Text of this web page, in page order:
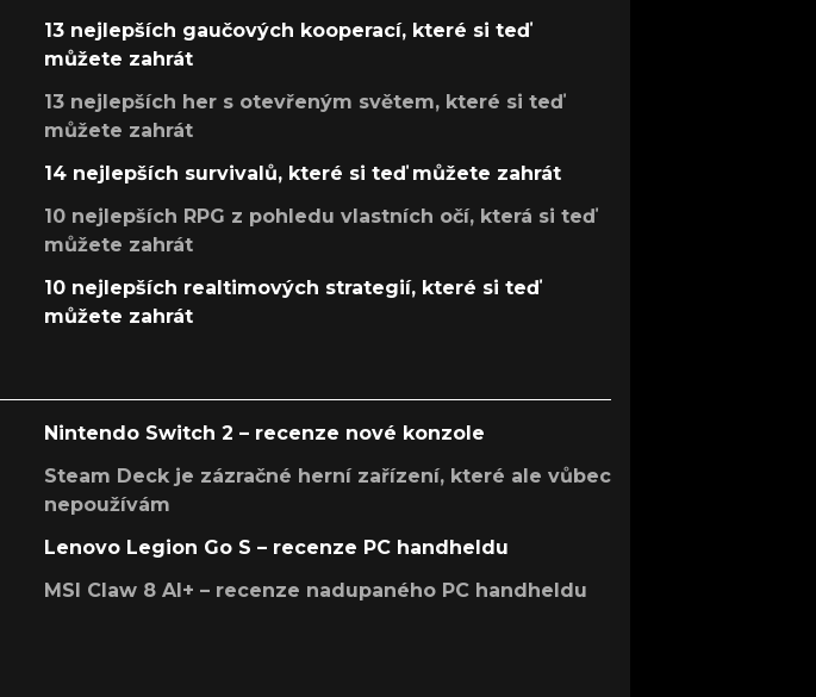
13 nejlepších gaučových kooperací, které si teď
můžete zahrát
13 nejlepších her s otevřeným světem, které si teď
můžete zahrát
14 nejlepších survivalů, které si teď můžete zahrát
10 nejlepších RPG z pohledu vlastních očí, která si teď
můžete zahrát
10 nejlepších realtimových strategií, které si teď
můžete zahrát
Nintendo Switch 2 – recenze nové konzole
Steam Deck je zázračné herní zařízení, které ale vůbec
nepoužívám
Lenovo Legion Go S – recenze PC handheldu
MSI Claw 8 AI+ – recenze nadupaného PC handheldu